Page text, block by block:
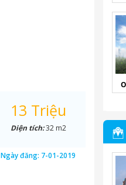
13 Triệu
Diện tích:32 m2
Ngày đăng: 7-01-2019